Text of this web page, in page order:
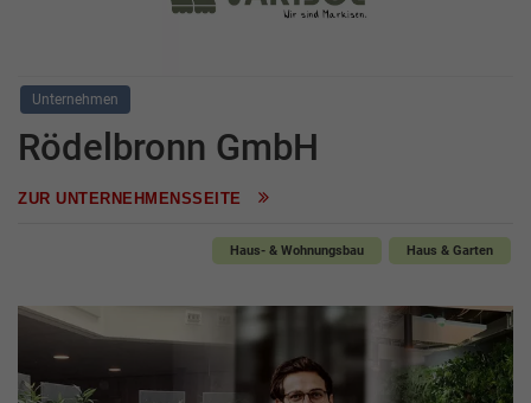
Unternehmen
Rödelbronn GmbH
ZUR UNTERNEHMENSSEITE
Haus- & Wohnungsbau Haus & Garten